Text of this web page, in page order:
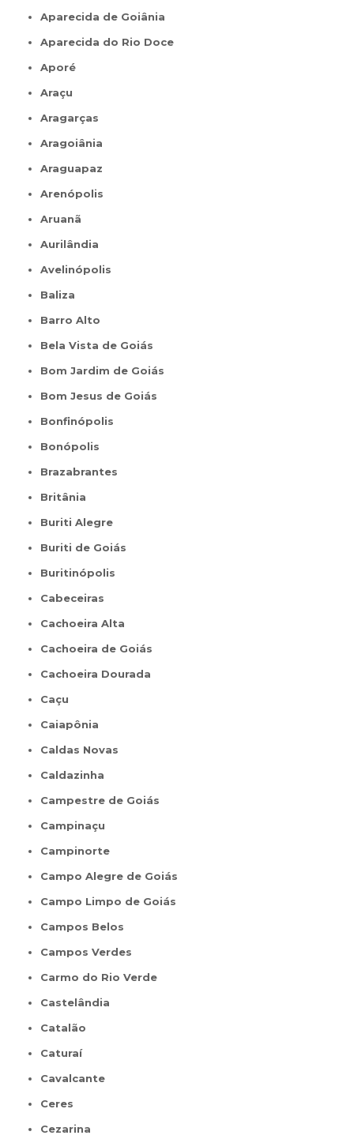
Aparecida de Goiânia
Aparecida do Rio Doce
Aporé
Araçu
Aragarças
Aragoiânia
Araguapaz
Arenópolis
Aruanã
Aurilândia
Avelinópolis
Baliza
Barro Alto
Bela Vista de Goiás
Bom Jardim de Goiás
Bom Jesus de Goiás
Bonfinópolis
Bonópolis
Brazabrantes
Britânia
Buriti Alegre
Buriti de Goiás
Buritinópolis
Cabeceiras
Cachoeira Alta
Cachoeira de Goiás
Cachoeira Dourada
Caçu
Caiapônia
Caldas Novas
Caldazinha
Campestre de Goiás
Campinaçu
Campinorte
Campo Alegre de Goiás
Campo Limpo de Goiás
Campos Belos
Campos Verdes
Carmo do Rio Verde
Castelândia
Catalão
Caturaí
Cavalcante
Ceres
Cezarina